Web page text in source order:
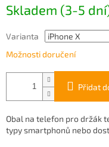
cena:
Skladem (3-5
Varianta
Možnosti doručení
Přidat
Obal na telefon pro držák
typy smartphonů nebo